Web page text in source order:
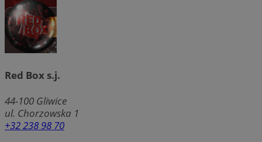
Red Box s.j.
44-100 Gliwice
ul. Chorzowska 1
+32 238 98 70